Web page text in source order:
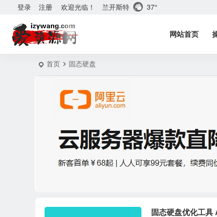
欢迎光临！
登录 注册 兰开斯特 37°
网站首页
首页 固态硬盘
固态硬盘优化工